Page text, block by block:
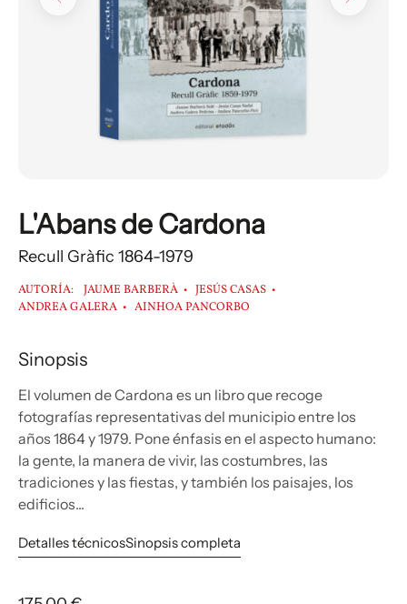
L'Abans de Cardona
Recull Gràfic 1864-1979
AUTORÍA: JAUME BARBERÀ
JESÚS CASAS
ANDREA GALERA
AINHOA PANCORBO
Sinopsis
El volumen de Cardona es un libro que recoge
fotografías representativas del municipio entre los
años 1864 y 1979. Pone énfasis en el aspecto humano:
la gente, la manera de vivir, las costumbres, las
tradiciones y las fiestas, y también los paisajes, los
edificios...
Detalles técnicosSinopsis completa